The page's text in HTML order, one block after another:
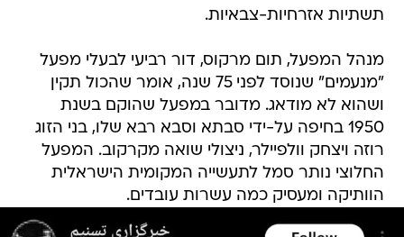
תשתיות אזרחיות-צבאיות.
מנהל המפעל, תום מרקוס, דור רביעי לבעלי מפעל
"מנעמים" שנוסד לפני 75 שנה, אומר שהכול תקין
ושהוא לא מודאג. מדובר במפעל שהוקם בשנת
1950 בחיפה על-ידי סבתא וסבא רבא שלו, בני הזוג
רוזה ויצחק וולפיילר, ניצולי שואה מקרקוב. המפעל
החלוצי נותר סמל לתעשייה המקומית הישראלית
הוותיקה ומעסיק כמה עשרות עובדים.